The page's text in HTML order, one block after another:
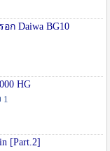
ก Daiwa BG10
HG
1
[Part.2]